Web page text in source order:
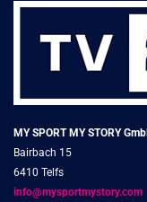
MY SPORT MY STORY
Bairbach 15
6410 Telfs
info@mysportmystory.com